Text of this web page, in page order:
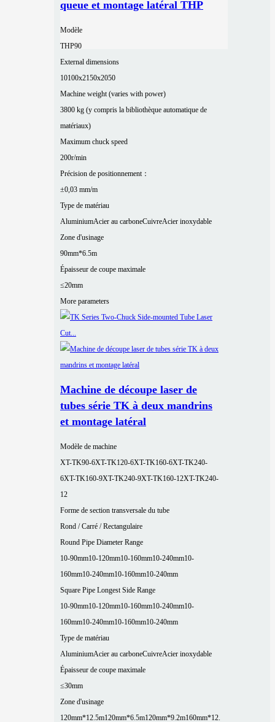
queue et montage latéral THP
Modèle
THP90
External dimensions
10100x2150x2050
Machine weight (varies with power)
3800 kg (y compris la bibliothèque automatique de
matériaux)
Maximum chuck speed
200r/min
Précision de positionnement：
±0,03 mm/m
Type de matériau
AluminiumAcier au carboneCuivreAcier inoxydable
Zone d'usinage
90mm*6.5m
Épaisseur de coupe maximale
≤20mm
More parameters
Machine de découpe laser de
tubes série TK à deux mandrins
et montage latéral
Modèle de machine
XT-TK90-6XT-TK120-6XT-TK160-6XT-TK240-
6XT-TK160-9XT-TK240-9XT-TK160-12XT-TK240-
12
Forme de section transversale du tube
Rond / Carré / Rectangulaire
Round Pipe Diameter Range
10-90mm10-120mm10-160mm10-240mm10-
160mm10-240mm10-160mm10-240mm
Square Pipe Longest Side Range
10-90mm10-120mm10-160mm10-240mm10-
160mm10-240mm10-160mm10-240mm
Type de matériau
AluminiumAcier au carboneCuivreAcier inoxydable
Épaisseur de coupe maximale
≤30mm
Zone d'usinage
120mm*12.5m120mm*6.5m120mm*9.2m160mm*12.